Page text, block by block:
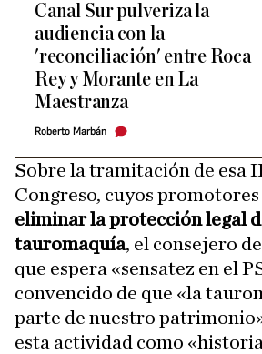
Canal Sur pulveriza la
audiencia con la
'reconciliación' entre Roca
Rey y Morante en La
Maestranza
Roberto Marbán
Sobre la tramitación de esa
Congreso, cuyos
eliminar la protección legal
tauromaquía, el consejero
que espera «sensatez en el
convencido de que «la
parte de nuestro
esta actividad como